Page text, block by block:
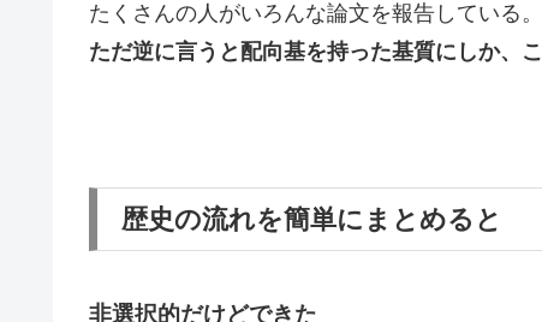
たくさんの人がいろんな論文を報告している。
ただ逆に言うと配向基を持った基質にしか、
歴史の流れを簡単にまとめると
非選択的だけどできた